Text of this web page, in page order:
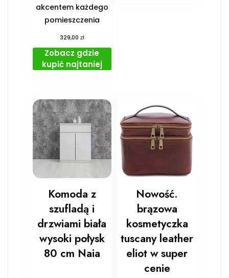
akcentem każdego
pomieszczenia
329,00 zł
Zobacz gdzie
kupić najtaniej
Komoda z
szufladą i
drzwiami biała
wysoki połysk
80 cm Naia
Nowość.
brązowa
kosmetyczka
tuscany leather
eliot w super
cenie